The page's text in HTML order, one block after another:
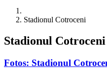
Stadionul Cotroceni
Stadionul Cotroceni
Fotos: Stadionul